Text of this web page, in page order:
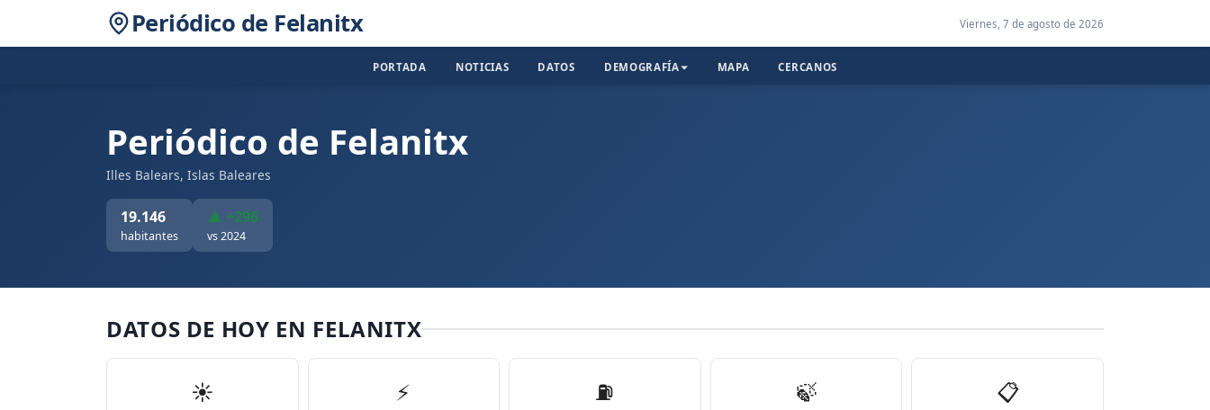
Periódico de Felanitx Viernes, 7 de agosto de 2026
PORTADA NOTICIAS DATOS DEMOGRAFÍA MAPA CERCANOS
Periódico de Felanitx
Illes Balears, Islas Baleares
19.146
habitantes
▲ +296
vs 2024
DATOS DE HOY EN FELANITX
☀️ ⚡ ⛽️ 🍃 📋